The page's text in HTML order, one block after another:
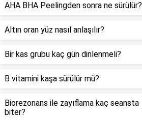
AHA BHA Peelingden sonra ne sürülür?
Altın oran yüz nasıl anlaşılır?
Bir kas grubu kaç gün dinlenmeli?
B vitamini kaşa sürülür mü?
Biorezonans ile zayıflama kaç seansta
biter?